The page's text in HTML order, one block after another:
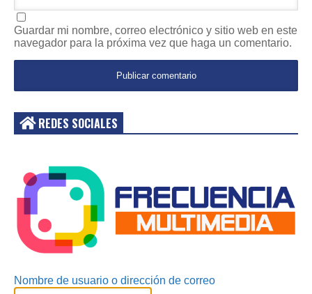
Guardar mi nombre, correo electrónico y sitio web en este
navegador para la próxima vez que haga un comentario.
REDES SOCIALES
Nombre de usuario o dirección de correo